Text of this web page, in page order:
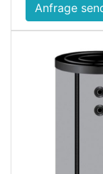
Anfrage